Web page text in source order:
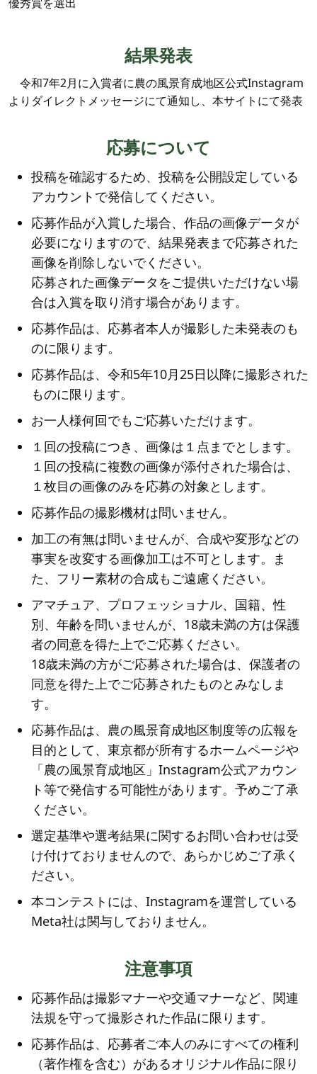
優秀賞を選出
結果発表
令和7年2月に入賞者に農の風景育成地区公式Instagram
よりダイレクトメッセージにて通知し、本サイトにて発表
応募について
投稿を確認するため、投稿を公開設定している
アカウントで発信してください。
応募作品が入賞した場合、作品の画像データが
必要になりますので、結果発表まで応募された
画像を削除しないでください。
応募された画像データをご提供いただけない場
合は入賞を取り消す場合があります。
応募作品は、応募者本人が撮影した未発表のも
のに限ります。
応募作品は、令和5年10月25日以降に撮影された
ものに限ります。
お一人様何回でもご応募いただけます。
１回の投稿につき、画像は１点までとします。
１回の投稿に複数の画像が添付された場合は、
１枚目の画像のみを応募の対象とします。
応募作品の撮影機材は問いません。
加工の有無は問いませんが、合成や変形などの
事実を改変する画像加工は不可とします。ま
た、フリー素材の合成もご遠慮ください。
アマチュア、プロフェッショナル、国籍、性
別、年齢を問いませんが、18歳未満の方は保護
者の同意を得た上でご応募ください。
18歳未満の方がご応募された場合は、保護者の
同意を得た上でご応募されたものとみなしま
す。
応募作品は、農の風景育成地区制度等の広報を
目的として、東京都が所有するホームページや
「農の風景育成地区」Instagram公式アカウン
ト等で発信する可能性があります。予めご了承
ください。
選定基準や選考結果に関するお問い合わせは受
け付けておりませんので、あらかじめご了承く
ださい。
本コンテストには、Instagramを運営している
Meta社は関与しておりません。
注意事項
応募作品は撮影マナーや交通マナーなど、関連
法規を守って撮影された作品に限ります。
応募作品は、応募者ご本人のみにすべての権利
（著作権を含む）があるオリジナル作品に限り